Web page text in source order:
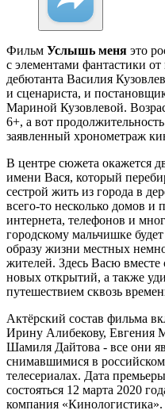
Фильм Услышь меня это
с элементами фантастики
дебютанта Василия
и сценариста, и
Мариной Кузовлевой.
6+, а вот
заявленный хронометраж
В центре сюжета окажется
имени Вася, который
сестрой жить из города в
всего-то несколько домов и
интернета, телефонов и
городскому мальчишке
образу жизни местных
жителей. Здесь Васю вместе
новых открытий, а также
путешествием сквозь
Актёрский состав фильма
Ирину Алибекову, Евгения
Шамиля Дайтова - все они
снимавшимися в
телесериалах. Дата
состояться 12 марта 2020
компания «Кинологистика».